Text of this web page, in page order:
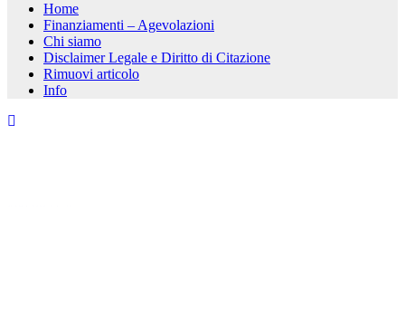
Home
Finanziamenti – Agevolazioni
Chi siamo
Disclaimer Legale e Diritto di Citazione
Rimuovi articolo
Info